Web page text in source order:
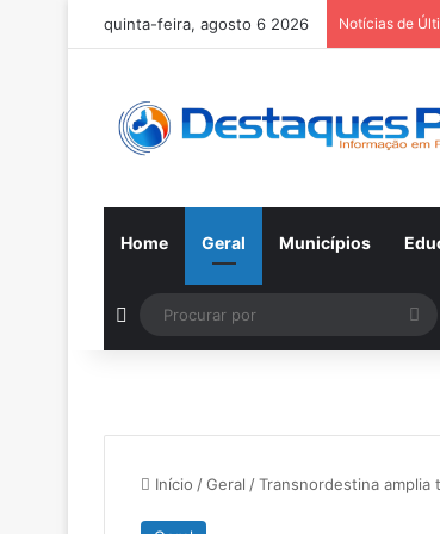
quinta-feira, agosto 6 2026 Notícias de
Home Geral Municípios
Switch skin
Início /Geral /Transnordestina